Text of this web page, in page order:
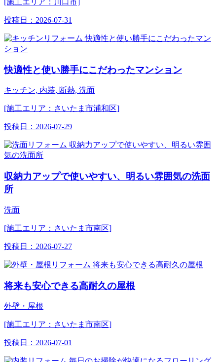
[施工エリア：川口市]
投稿日： 2026-07-31
快適性と使い勝手にこだわったマンション
キッチン, 内装, 断熱, 洗面
[施工エリア：さいたま市浦和区]
投稿日： 2026-07-29
収納力アップで使いやすい、明るい雰囲気の洗面
所
洗面
[施工エリア：さいたま市南区]
投稿日： 2026-07-27
将来も安心できる高耐久の屋根
外壁・屋根
[施工エリア：さいたま市南区]
投稿日： 2026-07-01